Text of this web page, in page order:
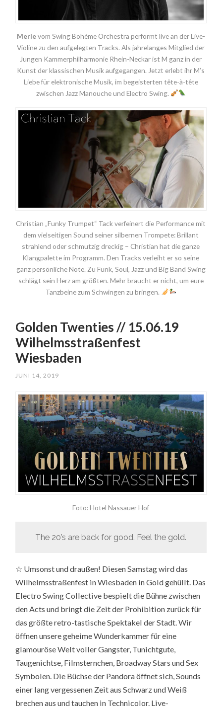
Merlevom Swing Bohème Orchestra performt live an der Live-
Violine zu den aufgelegten Tracks. Als jahrelanges Mitglied der
Jungen Kammerphilharmonie Rhein-Neckar ist M ganz in der
Kunst der klassischen Musik aufgegangen. Jetzt erlebt ihr M’s
Liebe für elektronische Musik, im begeisterten tête-à-tête
zwischen Jazz Manouche und Electro Swing.
Christian „Funky Trumpet“ Tack verfeinert die Performance mit
dem vielseitigen Sound seiner silbernen Trompete: Brillant
strahlend oder schmutzig dreckig – Christian hat die ganze
Klangpalette im Programm. Den Tracks verleiht er so seine
ganz persönliche Note. Zu Funk, Soul, Jazz und Big Band Swing
schlägt sein Herz am größten. Mehr braucht er nicht, um eure
Tanzbeine zum Schwingen zu bringen.
Golden Twenties // 15.06.19
Wilhelmsstraßenfest
Wiesbaden
JUNI 14, 2019
Foto: Hotel Nassauer Hof
The 20’s are back for good. Feel the gold.
☆ Umsonst und draußen! Diesen Samstag wird das
Wilhelmsstraßenfest in Wiesbaden in Gold gehüllt. Das
Electro Swing Collective bespielt die Bühne zwischen
den Acts und bringt die Zeit der Prohibition zurück für
das größte retro-tastische Spektakel der Stadt. Wir
öffnen unsere geheime Wunderkammer für eine
glamouröse Welt voller Gangster, Tunichtgute,
Taugenichtse, Filmsternchen, Broadway Stars und Sex
Symbolen. Die Büchse der Pandora öffnet sich, Sounds
einer lang vergessenen Zeit aus Schwarz und Weiß
brechen aus und tauchen in Technicolor. Live-